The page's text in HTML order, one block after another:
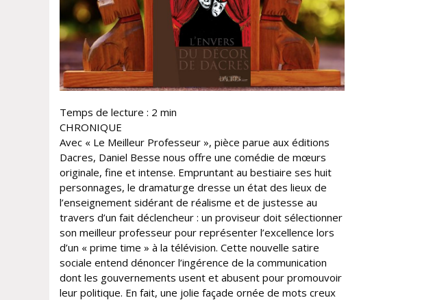
Temps de lecture : 2 min
CHRONIQUE
Avec « Le Meilleur Professeur », pièce parue aux éditions
Dacres, Daniel Besse nous offre une comédie de mœurs
originale, fine et intense. Empruntant au bestiaire ses huit
personnages, le dramaturge dresse un état des lieux de
l’enseignement sidérant de réalisme et de justesse au
travers d’un fait déclencheur : un proviseur doit sélectionner
son meilleur professeur pour représenter l’excellence lors
d’un « prime time » à la télévision. Cette nouvelle satire
sociale entend dénoncer l’ingérence de la communication
dont les gouvernements usent et abusent pour promouvoir
leur politique. En fait, une jolie façade ornée de mots creux